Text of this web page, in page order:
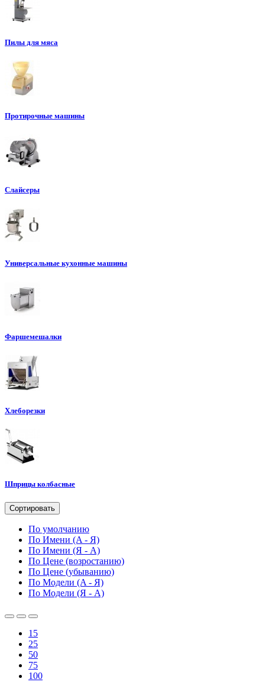
Пилы для мяса
Протирочные машины
Слайсеры
Универсальные кухонные машины
Фаршемешалки
Хлеборезки
Шприцы колбасные
Сортировать
По умолчанию
По Имени (A - Я)
По Имени (Я - A)
По Цене (возростанию)
По Цене (убыванию)
По Модели (A - Я)
По Модели (Я - A)
15
25
50
75
100